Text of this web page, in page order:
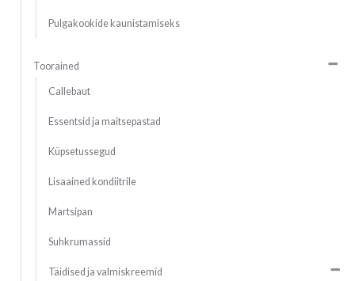
Pulgakookide kaunistamiseks
Toorained
Callebaut
Essentsid ja maitsepastad
Küpsetussegud
Lisaained kondiitrile
Martsipan
Suhkrumassid
Täidised ja valmiskreemid